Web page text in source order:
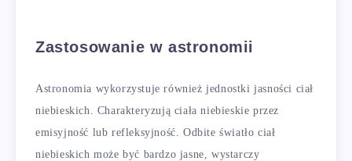
Zastosowanie w astronomii
Astronomia wykorzystuje również jednostki jasności ciał
niebieskich. Charakteryzują ciała niebieskie przez
emisyjność lub refleksyjność. Odbite światło ciał
niebieskich może być bardzo jasne, wystarczy